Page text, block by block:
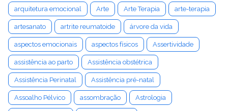
arquitetura emocional Arte Arte Terapia arte-terapia
artesanato artrite reumatoide árvore da vida
aspectos emocionais aspectos físicos Assertividade
assistência ao parto Assistência obstétrica
Assistência Perinatal Assistência pré-natal
Assoalho Pélvico assombração Astrologia